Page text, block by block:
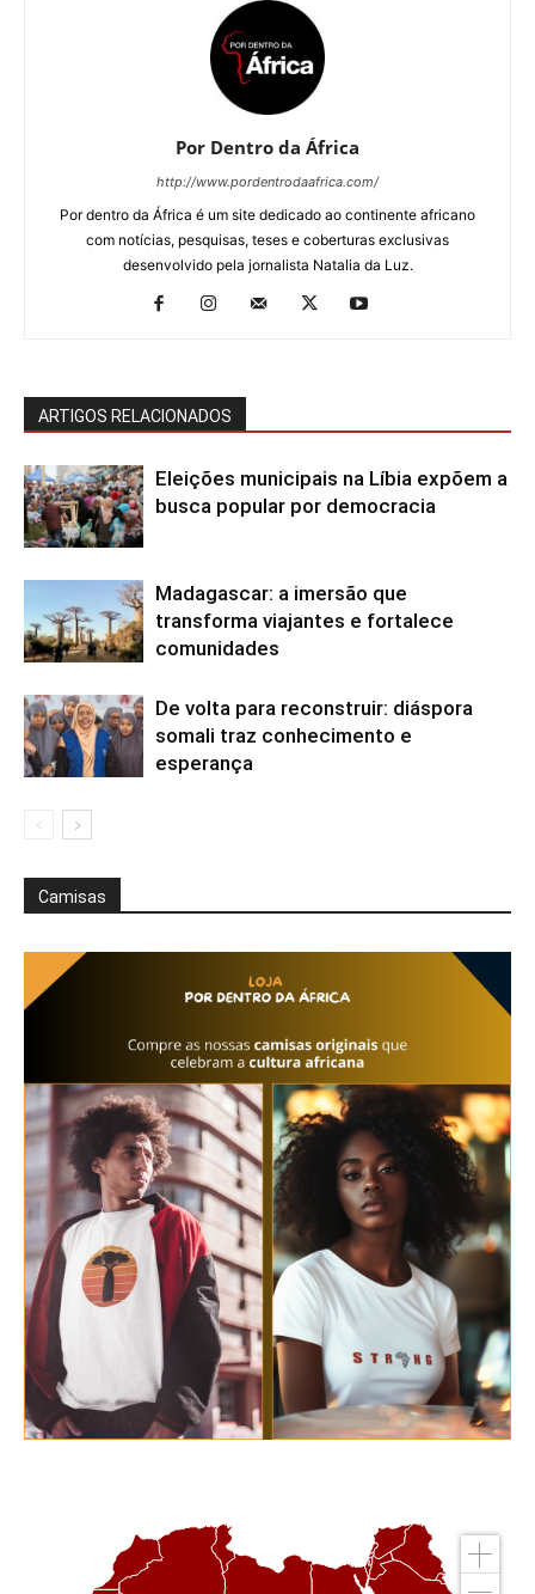
Por Dentro da África
http://www.pordentrodaafrica.com/
Por dentro da África é um site dedicado ao continente africano
com notícias, pesquisas, teses e coberturas exclusivas
desenvolvido pela jornalista Natalia da Luz.
ARTIGOS RELACIONADOS
Eleições municipais na Líbia expõem a
busca popular por democracia
Madagascar: a imersão que
transforma viajantes e fortalece
comunidades
De volta para reconstruir: diáspora
somali traz conhecimento e
esperança
Camisas